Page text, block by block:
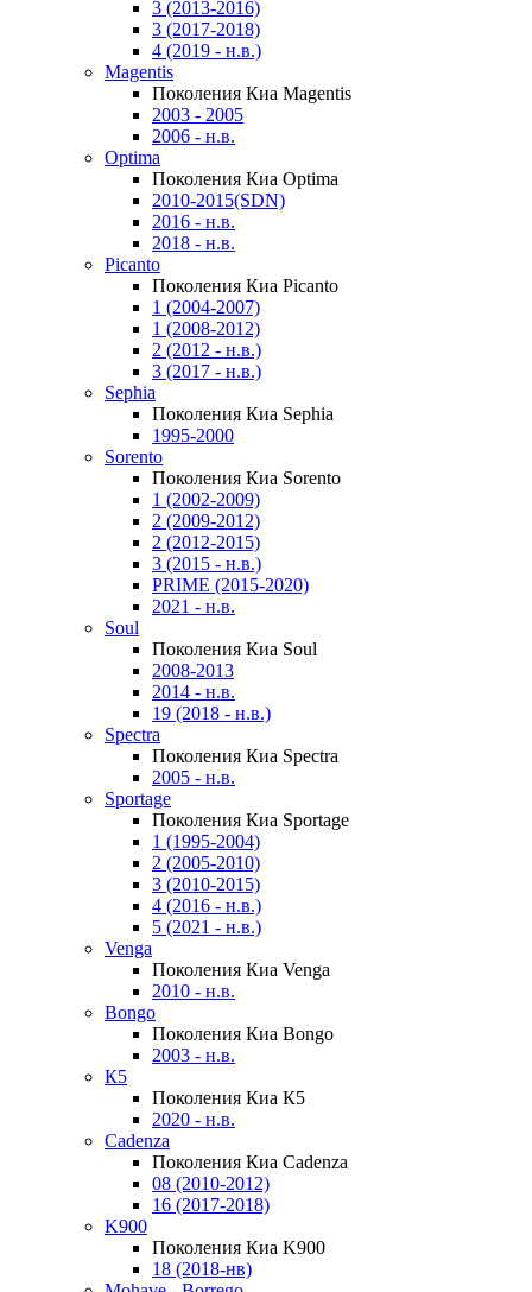
3 (2013-2016)
3 (2017-2018)
4 (2019 - н.в.)
Magentis
Поколения Киа Magentis
2003 - 2005
2006 - н.в.
Optima
Поколения Киа Optima
2010-2015(SDN)
2016 - н.в.
2018 - н.в.
Picanto
Поколения Киа Picanto
1 (2004-2007)
1 (2008-2012)
2 (2012 - н.в.)
3 (2017 - н.в.)
Sephia
Поколения Киа Sephia
1995-2000
Sorento
Поколения Киа Sorento
1 (2002-2009)
2 (2009-2012)
2 (2012-2015)
3 (2015 - н.в.)
PRIME (2015-2020)
2021 - н.в.
Soul
Поколения Киа Soul
2008-2013
2014 - н.в.
19 (2018 - н.в.)
Spectra
Поколения Киа Spectra
2005 - н.в.
Sportage
Поколения Киа Sportage
1 (1995-2004)
2 (2005-2010)
3 (2010-2015)
4 (2016 - н.в.)
5 (2021 - н.в.)
Venga
Поколения Киа Venga
2010 - н.в.
Bongo
Поколения Киа Bongo
2003 - н.в.
К5
Поколения Киа К5
2020 - н.в.
Cadenza
Поколения Киа Cadenza
08 (2010-2012)
16 (2017-2018)
K900
Поколения Киа K900
18 (2018-нв)